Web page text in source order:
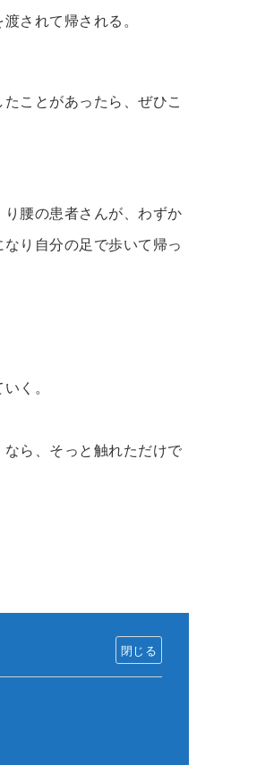
されて帰される。
ことがあったら、ぜひこ
腰の患者さんが、わずか
り自分の足で歩いて帰っ
く。
ら、そっと触れただけで